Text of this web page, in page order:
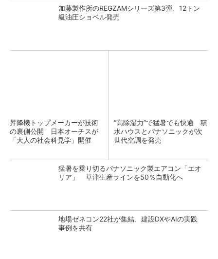
加藤製作所のREGZAMシリーズ第3弾、12トン
級油圧ショベル発売
昇降機トップメーカーが技術
の裏側公開 日本オーチスが
「大人の社会科見学」開催
“高除湿力”で猛暑でも快適 積
水ハウスとパナソニックが次
世代空調を発売
猛暑を乗り切るパナソニック製エアコン「エオ
リア」 草津生産ラインを50％自動化へ
地場ゼネコン22社が集結、建設DXやAIの実践
事例を共有